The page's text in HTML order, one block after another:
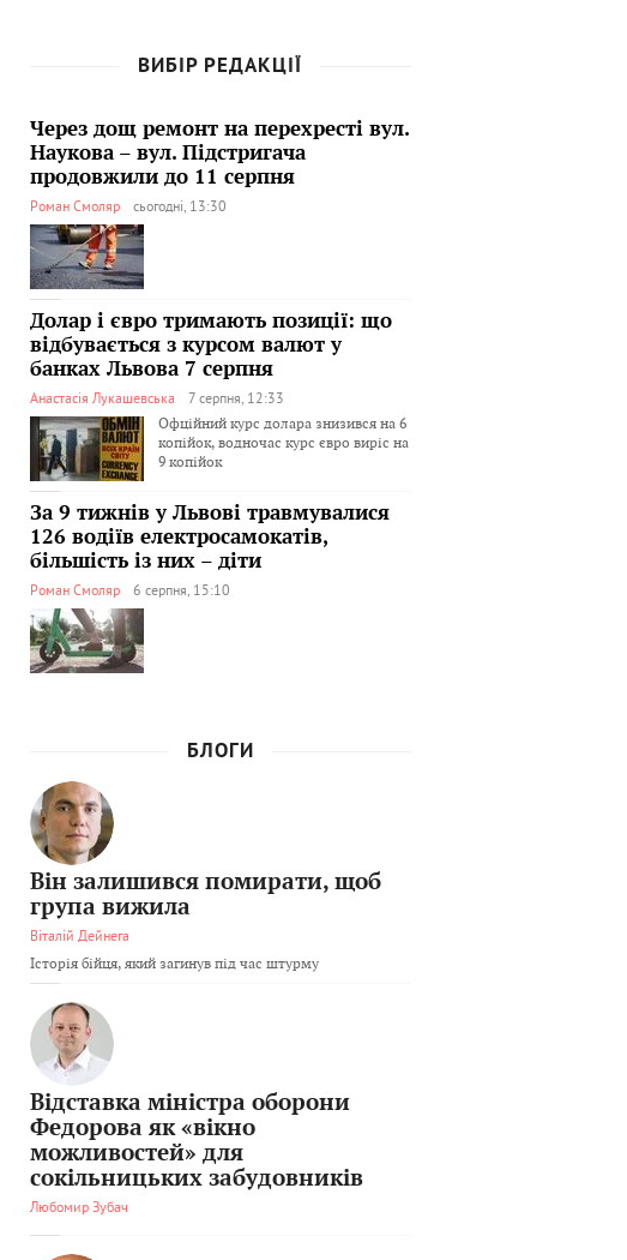
ВИБІР РЕДАКЦІЇ
Через дощ ремонт на перехресті вул.
Наукова – вул. Підстригача
продовжили до 11 серпня
Роман Смоляр сьогодні, 13:30
Долар і євро тримають позиції: що
відбувається з курсом валют у
банках Львова 7 серпня
Анастасія Лукашевська
7 серпня, 12:33
Офційний курс долара знизився на 6
копійок, водночас курс євро виріс на
9 копійок
За 9 тижнів у Львові травмувалися
126 водіїв електросамокатів,
більшість із них – діти
Роман Смоляр 6 серпня, 15:10
БЛОГИ
Він залишився помирати, щоб
група вижила
Віталій Дейнега
Історія бійця, який загинув під час штурму
Відставка міністра оборони
Федорова як «вікно
можливостей» для
сокільницьких забудовників
Любомир Зубач